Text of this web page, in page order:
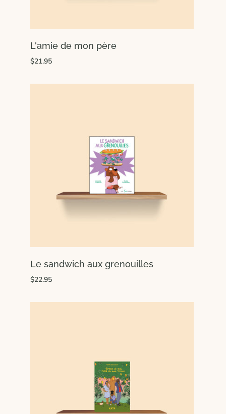
L'amie de mon père
$21.95
Le sandwich aux grenouilles
$22.95